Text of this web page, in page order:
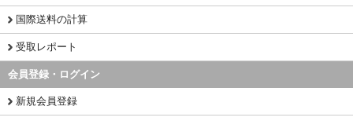
国際送料の計算
受取レポート
会員登録・ログイン
新規会員登録